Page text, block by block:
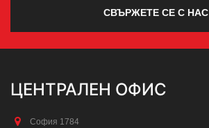
СВЪРЖЕТЕ СЕ С НАС
ЦЕНТРАЛЕН ОФИС
София 1784